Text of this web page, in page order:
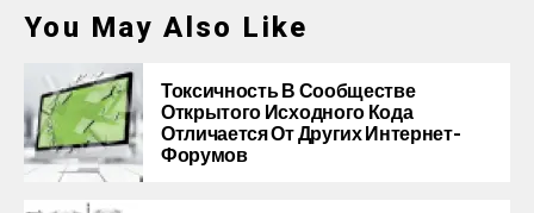
You May Also Like
Токсичность В Сообществе
Открытого Исходного Кода
Отличается От Других Интернет-
Форумов